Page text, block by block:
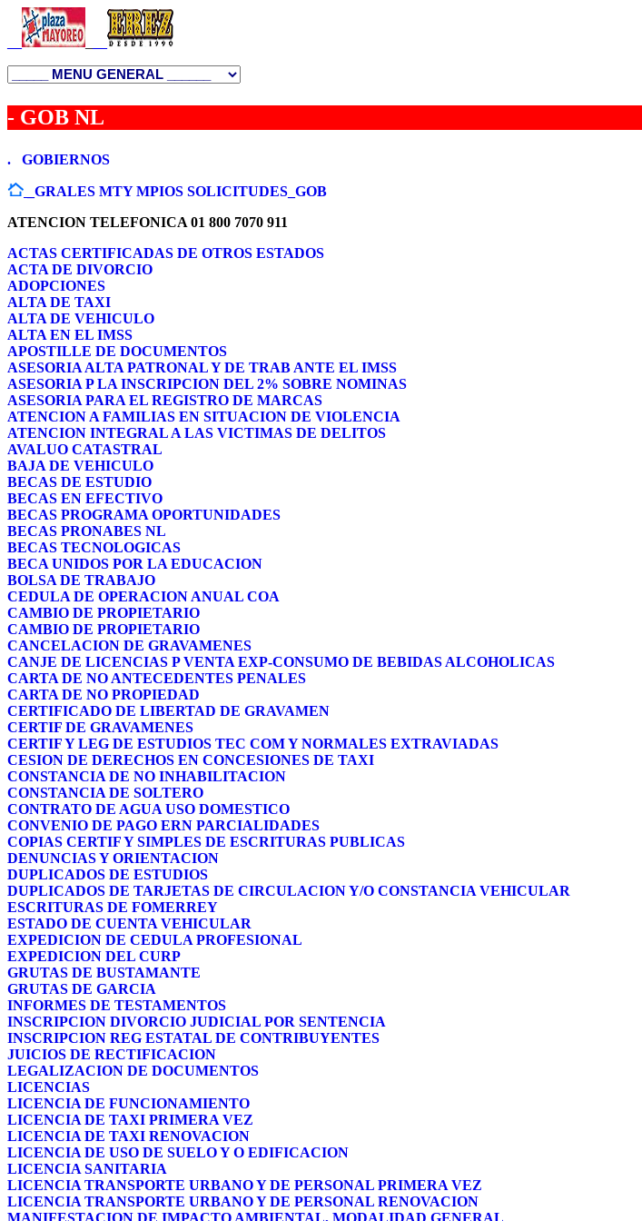
- GOB NL
. GOBIERNOS
_GRALES MTY MPIOS SOLICITUDES_GOB
ATENCION TELEFONICA 01 800 7070 911
ACTAS CERTIFICADAS DE OTROS ESTADOS
ACTA DE DIVORCIO
ADOPCIONES
ALTA DE TAXI
ALTA DE VEHICULO
ALTA EN EL IMSS
APOSTILLE DE DOCUMENTOS
ASESORIA ALTA PATRONAL Y DE TRAB ANTE EL IMSS
ASESORIA P LA INSCRIPCION DEL 2% SOBRE NOMINAS
ASESORIA PARA EL REGISTRO DE MARCAS
ATENCION A FAMILIAS EN SITUACION DE VIOLENCIA
ATENCION INTEGRAL A LAS VICTIMAS DE DELITOS
AVALUO CATASTRAL
BAJA DE VEHICULO
BECAS DE ESTUDIO
BECAS EN EFECTIVO
BECAS PROGRAMA OPORTUNIDADES
BECAS PRONABES NL
BECAS TECNOLOGICAS
BECA UNIDOS POR LA EDUCACION
BOLSA DE TRABAJO
CEDULA DE OPERACION ANUAL COA
CAMBIO DE PROPIETARIO
CAMBIO DE PROPIETARIO
CANCELACION DE GRAVAMENES
CANJE DE LICENCIAS P VENTA EXP-CONSUMO DE BEBIDAS ALCOHOLICAS
CARTA DE NO ANTECEDENTES PENALES
CARTA DE NO PROPIEDAD
CERTIFICADO DE LIBERTAD DE GRAVAMEN
CERTIF DE GRAVAMENES
CERTIF Y LEG DE ESTUDIOS TEC COM Y NORMALES EXTRAVIADAS
CESION DE DERECHOS EN CONCESIONES DE TAXI
CONSTANCIA DE NO INHABILITACION
CONSTANCIA DE SOLTERO
CONTRATO DE AGUA USO DOMESTICO
CONVENIO DE PAGO ERN PARCIALIDADES
COPIAS CERTIF Y SIMPLES DE ESCRITURAS PUBLICAS
DENUNCIAS Y ORIENTACION
DUPLICADOS DE ESTUDIOS
DUPLICADOS DE TARJETAS DE CIRCULACION Y/O CONSTANCIA VEHICULAR
ESCRITURAS DE FOMERREY
ESTADO DE CUENTA VEHICULAR
EXPEDICION DE CEDULA PROFESIONAL
EXPEDICION DEL CURP
GRUTAS DE BUSTAMANTE
GRUTAS DE GARCIA
INFORMES DE TESTAMENTOS
INSCRIPCION DIVORCIO JUDICIAL POR SENTENCIA
INSCRIPCION REG ESTATAL DE CONTRIBUYENTES
JUICIOS DE RECTIFICACION
LEGALIZACION DE DOCUMENTOS
LICENCIAS
LICENCIA DE FUNCIONAMIENTO
LICENCIA DE TAXI PRIMERA VEZ
LICENCIA DE TAXI RENOVACION
LICENCIA DE USO DE SUELO Y O EDIFICACION
LICENCIA SANITARIA
LICENCIA TRANSPORTE URBANO Y DE PERSONAL PRIMERA VEZ
LICENCIA TRANSPORTE URBANO Y DE PERSONAL RENOVACION
MANIFESTACION DE IMPACTO AMBIENTAL, MODALIDAD GENERAL